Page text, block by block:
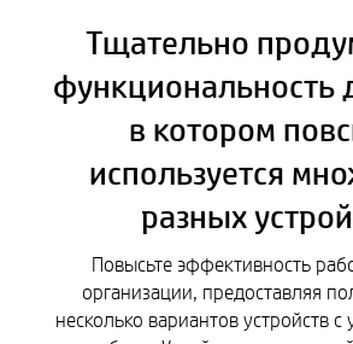
Тщательно
функциональность
в котором
используется
разных
Повысьте эффективность
организации, предоставляя
несколько вариантов устройств с